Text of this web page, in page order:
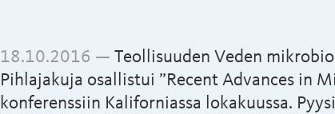
18.10.2016 — Teollisuuden Veden
Pihlajakuja osallistui ”Recent Advances in
konferenssiin Kaliforniassa lokakuussa.